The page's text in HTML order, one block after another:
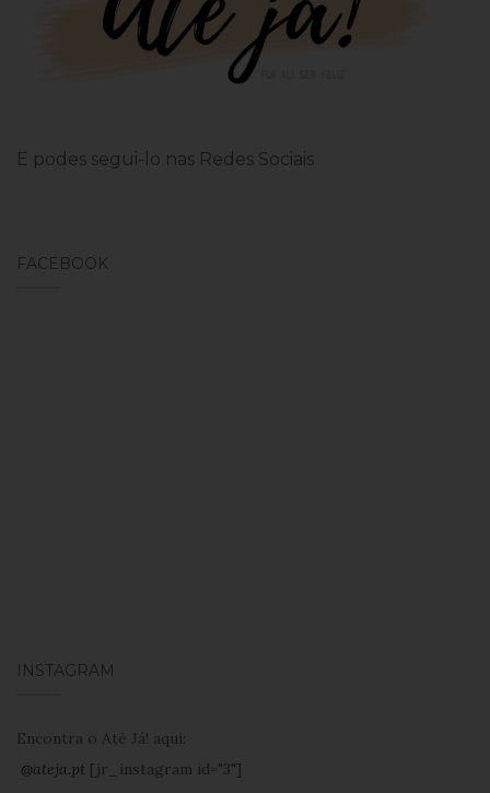
E podes segui-lo nas Redes Sociais
FACEBOOK
INSTAGRAM
Encontra o Até Já! aqui:
@ateja.pt [jr_instagram id="3"]